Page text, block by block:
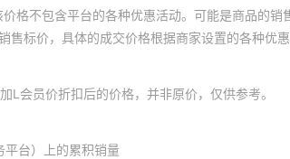
格不包含平台的各种优惠活动。可能是商品的销
标价，具体的成交价格根据商家设置的各种优
会员价折扣后的价格，并非原价，仅供参考。
台）上的累积销量